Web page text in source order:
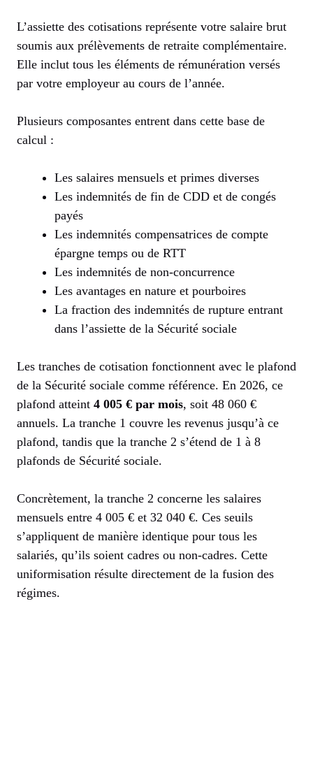
L’assiette des cotisations représente votre salaire brut
soumis aux prélèvements de retraite complémentaire.
Elle inclut tous les éléments de rémunération versés
par votre employeur au cours de l’année.
Plusieurs composantes entrent dans cette base de
calcul :
Les salaires mensuels et primes diverses
Les indemnités de fin de CDD et de congés
payés
Les indemnités compensatrices de compte
épargne temps ou de RTT
Les indemnités de non-concurrence
Les avantages en nature et pourboires
La fraction des indemnités de rupture entrant
dans l’assiette de la Sécurité sociale
Les tranches de cotisation fonctionnent avec le plafond
de la Sécurité sociale comme référence. En 2026, ce
plafond atteint 4 005 € par mois, soit 48 060 €
annuels. La tranche 1 couvre les revenus jusqu’à ce
plafond, tandis que la tranche 2 s’étend de 1 à 8
plafonds de Sécurité sociale.
Concrètement, la tranche 2 concerne les salaires
mensuels entre 4 005 € et 32 040 €. Ces seuils
s’appliquent de manière identique pour tous les
salariés, qu’ils soient cadres ou non-cadres. Cette
uniformisation résulte directement de la fusion des
régimes.